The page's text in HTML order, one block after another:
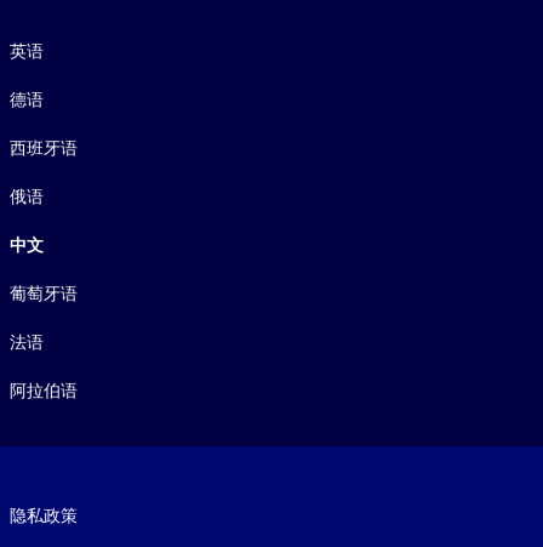
英语
德语
西班牙语
俄语
中文
葡萄牙语
法语
阿拉伯语
隐私政策